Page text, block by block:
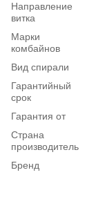
Направление
витка
Марки
комбайнов
Вид спирали
Гарантийный
срок
Гарантия от
Страна
производитель
Бренд